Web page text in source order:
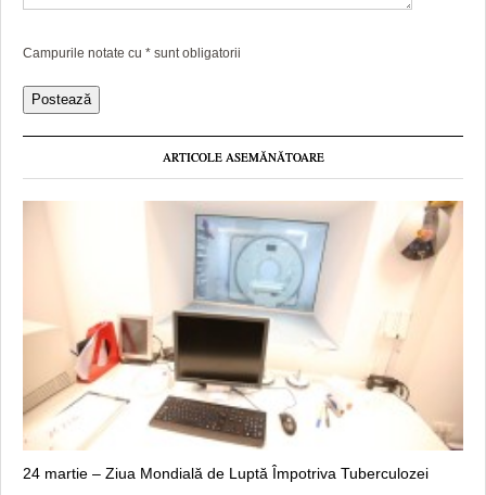
Campurile notate cu * sunt obligatorii
ARTICOLE ASEMĂNĂTOARE
24 martie – Ziua Mondială de Luptă Împotriva Tuberculozei